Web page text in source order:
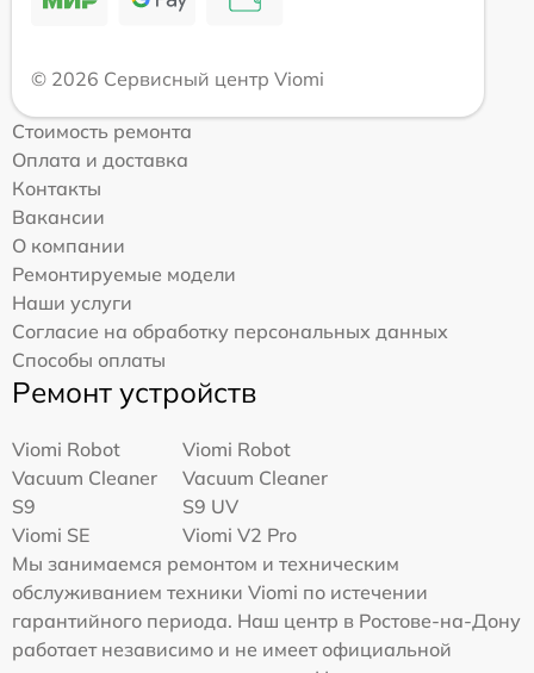
© 2026 Сервисный центр Viomi
Стоимость ремонта
Оплата и доставка
Контакты
Вакансии
О компании
Ремонтируемые модели
Наши услуги
Согласие на обработку персональных данных
Способы оплаты
Ремонт устройств
Viomi Robot
Vacuum Cleaner
S9
Viomi Robot
Vacuum Cleaner
S9 UV
Viomi SE
Viomi V2 Pro
Мы занимаемся ремонтом и техническим
обслуживанием техники Viomi по истечении
гарантийного периода. Наш центр в Ростове-на-Дону
работает независимо и не имеет официальной